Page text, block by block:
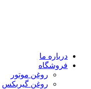
درباره ما
فروشگاه
روغن موتور
روغن گیربکس